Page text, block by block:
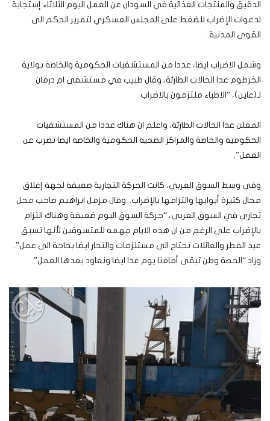
الدقيق والمنتجات الغذائية في السودان عن العمل اليوم الثلاثاء إستجابة
لدعوات الإضراب للضغط على المجلس العسكري لتمرير الحكم الى
القوى المدنية.
وشمل الاضراب ايضا، عددا من المستشفيات الحكومية والخاصة بولاية
الخرطوم عدا الحالات الطارئة، وقال طبيب في مستشفى ام درمان
لـ(عاين)، “الاطباء ملتزمون بالاضراب
المعلن عدا الحالات الطارئة، واعلم ان هناك عددا من المستشفيات
الحكومية والخاصة والمراكز الصحية الحكومية والخاصة ايضا تضرب عن
العمل”.
وفي وسط السوق العربي، كانت الحركة التجارية ضعيفة لجهة إغلاق
محال كثيرة أبوابها والتزامها بالإضراب. وقال مزمل ابراهيم صاحب محل
تجاري في السوق العربي، “حركة السوق اليوم ضعيفة وهناك التزام
بالإضراب على الرغم من ان هذه الايام مهمه للمتسوقين لأنها تسبق
عيد الفطر والعائلات تحتاج الى مستلزمات والتجار ايضا بحاجة الى عمل”.
وزاد “الحصة وطن تبقى أمامنا يوم غدا ايضا ونعاود بعدها العمل”.